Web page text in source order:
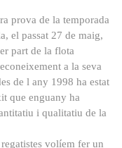
prova de la temporada
el passat 27 de maig,
part de la flota
a la seva
de l any 1998 ha estat
que enguany ha
i qualitatiu de la
volíem fer un